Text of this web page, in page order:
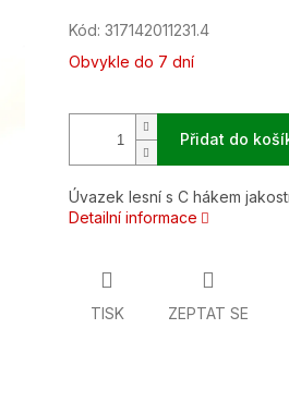
Měrná
cena:
Kód: 317142011231.4
Obvykle do 7 dní
Přidat do
Úvazek lesní s C hákem
Detailní informace
TISK ZEPTAT SE